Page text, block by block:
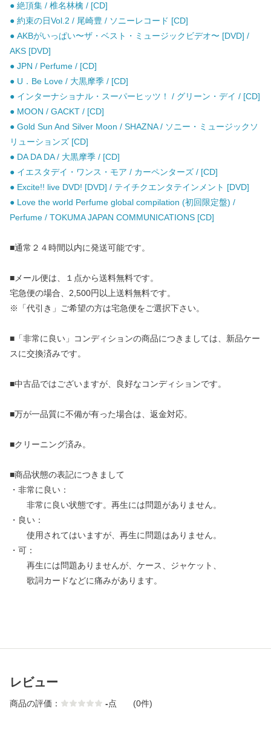
● 絶頂集 / 椎名林檎 / [CD]
● 約束の日Vol.2 / 尾崎豊 / ソニーレコード [CD]
● AKBがいっぱい〜ザ・ベスト・ミュージックビデオ〜 [DVD] /
AKS [DVD]
● JPN / Perfume / [CD]
● U．Be Love / 大黒摩季 / [CD]
● インターナショナル・スーパーヒッツ！ / グリーン・デイ / [CD]
● MOON / GACKT / [CD]
● Gold Sun And Silver Moon / SHAZNA / ソニー・ミュージックソ
リューションズ [CD]
● DA DA DA / 大黒摩季 / [CD]
● イエスタデイ・ワンス・モア / カーペンターズ / [CD]
● Excite!! live DVD! [DVD] / テイチクエンタテインメント [DVD]
● Love the world Perfume global compilation (初回限定盤) /
Perfume / TOKUMA JAPAN COMMUNICATIONS [CD]
■通常２４時間以内に発送可能です。
■メール便は、１点から送料無料です。
宅急便の場合、2,500円以上送料無料です。
※「代引き」ご希望の方は宅急便をご選択下さい。
■「非常に良い」コンディションの商品につきましては、新品ケー
スに交換済みです。
■中古品ではございますが、良好なコンディションです。
■万が一品質に不備が有った場合は、返金対応。
■クリーニング済み。
■商品状態の表記につきまして
・非常に良い：
非常に良い状態です。再生には問題がありません。
・良い：
使用されてはいますが、再生に問題はありません。
・可：
再生には問題ありませんが、ケース、ジャケット、
歌詞カードなどに痛みがあります。
レビュー
商品の評価： -点 (0件)